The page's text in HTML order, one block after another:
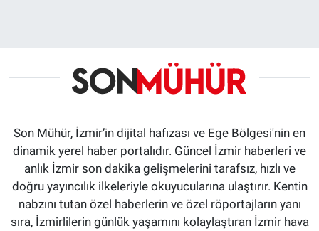
Son Mühür, İzmir’in dijital hafızası ve Ege Bölgesi'nin en
dinamik yerel haber portalıdır. Güncel İzmir haberleri ve
anlık İzmir son dakika gelişmelerini tarafsız, hızlı ve
doğru yayıncılık ilkeleriyle okuyucularına ulaştırır. Kentin
nabzını tutan özel haberlerin ve özel röportajların yanı
sıra, İzmirlilerin günlük yaşamını kolaylaştıran İzmir hava